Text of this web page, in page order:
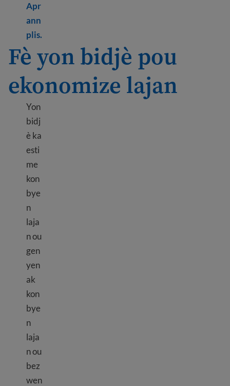
Apr
ann
plis.Learn more about What are public benefits?
Fè yon bidjè pou
ekonomize lajan
Yon
bidj
è ka
esti
me
kon
bye
n
laja
n ou
gen
yen
ak
kon
bye
n
laja
n ou
bez
wen